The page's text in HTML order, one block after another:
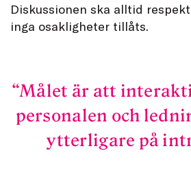
Diskussionen ska alltid
inga osakligheter tillåts.
Målet är att
personalen och
ytterligare på